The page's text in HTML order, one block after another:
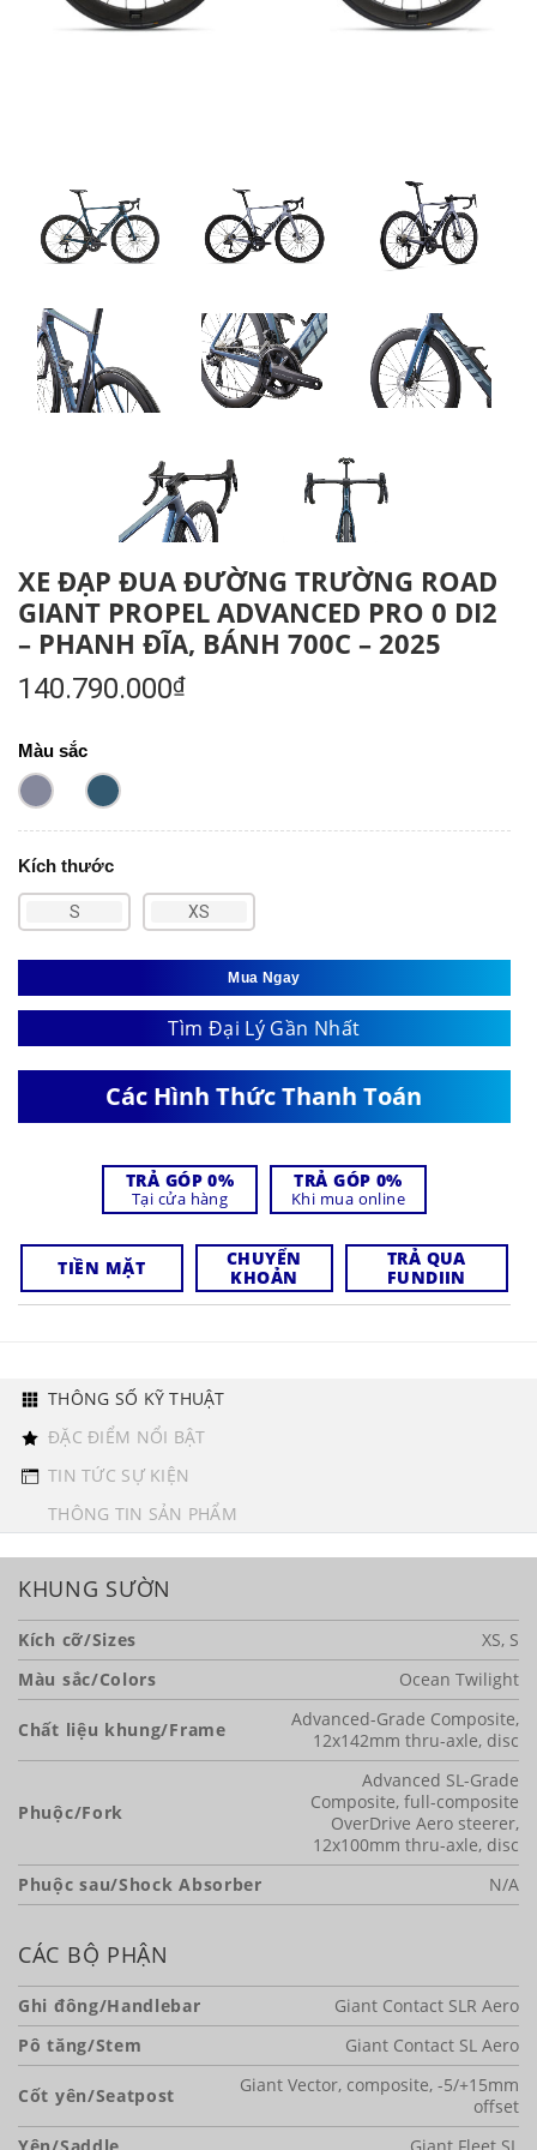
XE ĐẠP ĐUA ĐƯỜNG TRƯỜNG ROAD
GIANT PROPEL ADVANCED PRO 0 DI2
– PHANH ĐĨA, BÁNH 700C – 2025
140.790.000₫
Màu sắc
Kích thước
S XS
Mua Ngay
Tìm Đại Lý Gần Nhất
Các Hình Thức Thanh Toán
TRẢ GÓP 0%
Tại cửa hàng
TRẢ GÓP 0%
Khi mua online
TIỀN MẶT
CHUYỂN
KHOẢN
TRẢ QUA
FUNDIIN
THÔNG SỐ KỸ THUẬT
ĐẶC ĐIỂM NỔI BẬT
TIN TỨC SỰ KIỆN
THÔNG TIN SẢN PHẨM
KHUNG SƯỜN
Kích cỡ/Sizes
XS, S
Màu sắc/Colors
Ocean Twilight
Chất liệu khung/Frame
Advanced-Grade Composite,
12x142mm thru-axle, disc
Phuộc/Fork
Advanced SL-Grade
Composite, full-composite
OverDrive Aero steerer,
12x100mm thru-axle, disc
Phuộc sau/Shock Absorber
N/A
CÁC BỘ PHẬN
Ghi đông/Handlebar
Giant Contact SLR Aero
Pô tăng/Stem
Giant Contact SL Aero
Cốt yên/Seatpost
Giant Vector, composite, -5/+15mm
offset
Yên/Saddle
Giant Fleet SL